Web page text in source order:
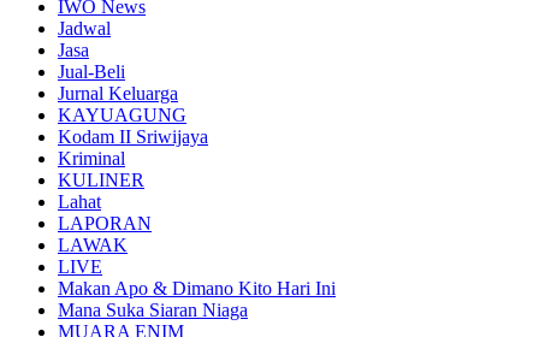
IWO News
Jadwal
Jasa
Jual-Beli
Jurnal Keluarga
KAYUAGUNG
Kodam II Sriwijaya
Kriminal
KULINER
Lahat
LAPORAN
LAWAK
LIVE
Makan Apo & Dimano Kito Hari Ini
Mana Suka Siaran Niaga
MUARA ENIM